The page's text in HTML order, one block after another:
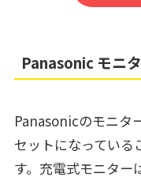
Panasonic モニ
Panasonicのモニタ
セットになっている
す。充電式モニター